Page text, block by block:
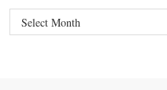
Archives